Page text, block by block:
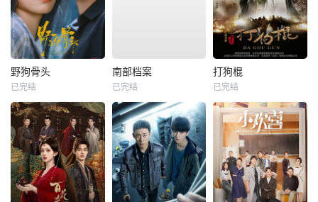
野狗骨头
已完结
南部档案
已完结
打狗棍
已完结